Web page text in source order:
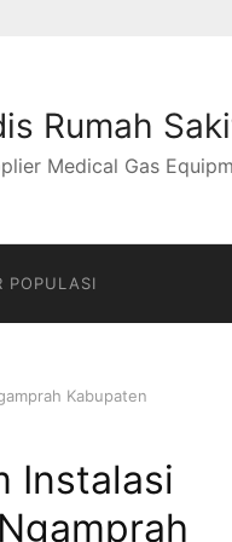
Rumah
Medical Gas
POPULASI
Kabupaten
Instalasi